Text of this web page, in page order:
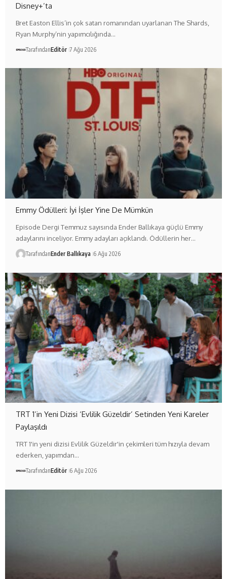
Disney+’ta
Bret Easton Ellis’in çok satan romanından uyarlanan The Shards,
Ryan Murphy’nin yapımcılığında…
TarafındanEditör 7 Ağu 2026
Emmy Ödülleri: İyi İşler Yine De Mümkün
Episode Dergi Temmuz sayısında Ender Ballıkaya güçlü Emmy
adaylarını inceliyor. Emmy adayları açıklandı. Ödüllerin her…
TarafındanEnder Ballıkaya 6 Ağu 2026
TRT 1’in Yeni Dizisi ‘Evlilik Güzeldir’ Setinden Yeni Kareler
Paylaşıldı
TRT 1'in yeni dizisi Evlilik Güzeldir'in çekimleri tüm hızıyla devam
ederken, yapımdan…
TarafındanEditör 6 Ağu 2026